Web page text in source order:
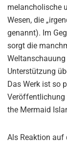
melancholische
Wesen, die
genannt). Im
sorgt die
Unterstützung
Das Werk ist so
Veröffentlichung
the Mermaid
Als Reaktion auf